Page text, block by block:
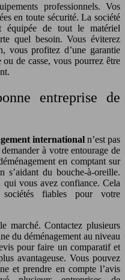
professionnels. Vos
en toute sécurité. La société
équipée de tout le matériel
quel besoin. Vous éviterez
vous profitez d’une garantie
de casse, vous pourrez être
entreprise de
international n’est pas
à votre entourage de
en comptant sur
s’aidant du bouche-à-oreille.
qui vous avez confiance. Cela
fiables pour votre
marché. Contactez plusieurs
du déménagement au niveau
pour faire un comparatif et
avantageuse. Vous pouvez
et prendre en compte l’avis